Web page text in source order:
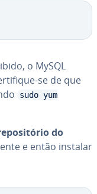
o MySQL
se de que
sudo yum
do
e então instalar